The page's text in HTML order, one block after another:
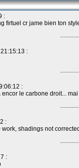
:
firtuel cr jame bien ton
:
:
le carbone droit...
:
shadings not
: